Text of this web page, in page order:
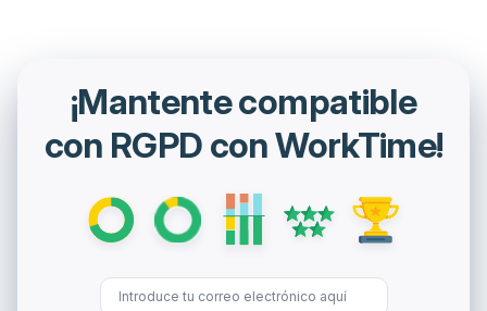
¡Mantente compatible
con RGPD con WorkTime!